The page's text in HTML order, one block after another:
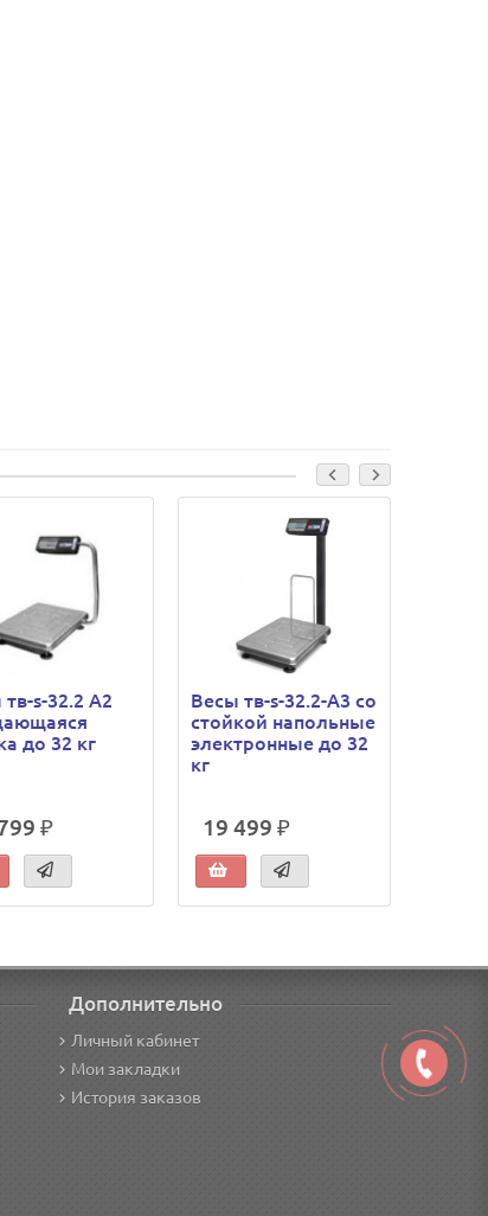
s-32.2 А2
до 32 кг
₽
Весы тв-s-32.2-A3 со
стойкой напольные
электронные до 32
кг
19 499 ₽
Дополнительно
Личный кабинет
Мои закладки
История заказов